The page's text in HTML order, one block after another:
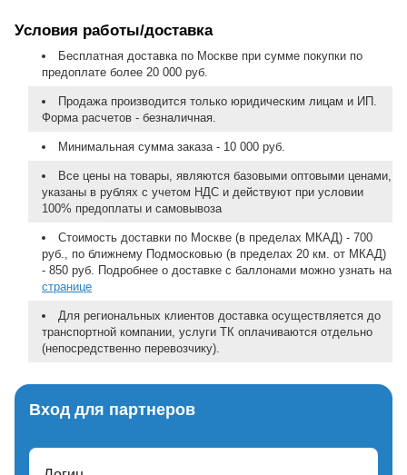
Условия работы/доставка
Бесплатная доставка по Москве при сумме покупки по
предоплате более 20 000 руб.
Продажа производится только юридическим лицам и ИП.
Форма расчетов - безналичная.
Минимальная сумма заказа - 10 000 руб.
Все цены на товары, являются базовыми оптовыми ценами,
указаны в рублях с учетом НДС и действуют при условии
100% предоплаты и самовывоза
Стоимость доставки по Москве (в пределах МКАД) - 700
руб., по ближнему Подмосковью (в пределах 20 км. от МКАД)
- 850 руб. Подробнее о доставке с баллонами можно узнать на
странице
Для региональных клиентов доставка осуществляется до
транспортной компании, услуги ТК оплачиваются отдельно
(непосредственно перевозчику).
Вход для партнеров